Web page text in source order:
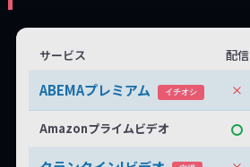
サービス 配信
ABEMAプレミアム イチオシ ×
Amazonプライムビデオ